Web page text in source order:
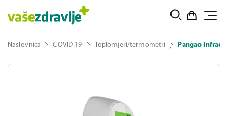
Naslovnica COVID-19 Toplomjeri/termometri Pangao